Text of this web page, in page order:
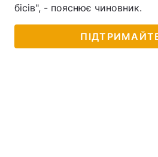
бісів", - пояснює чиновник.